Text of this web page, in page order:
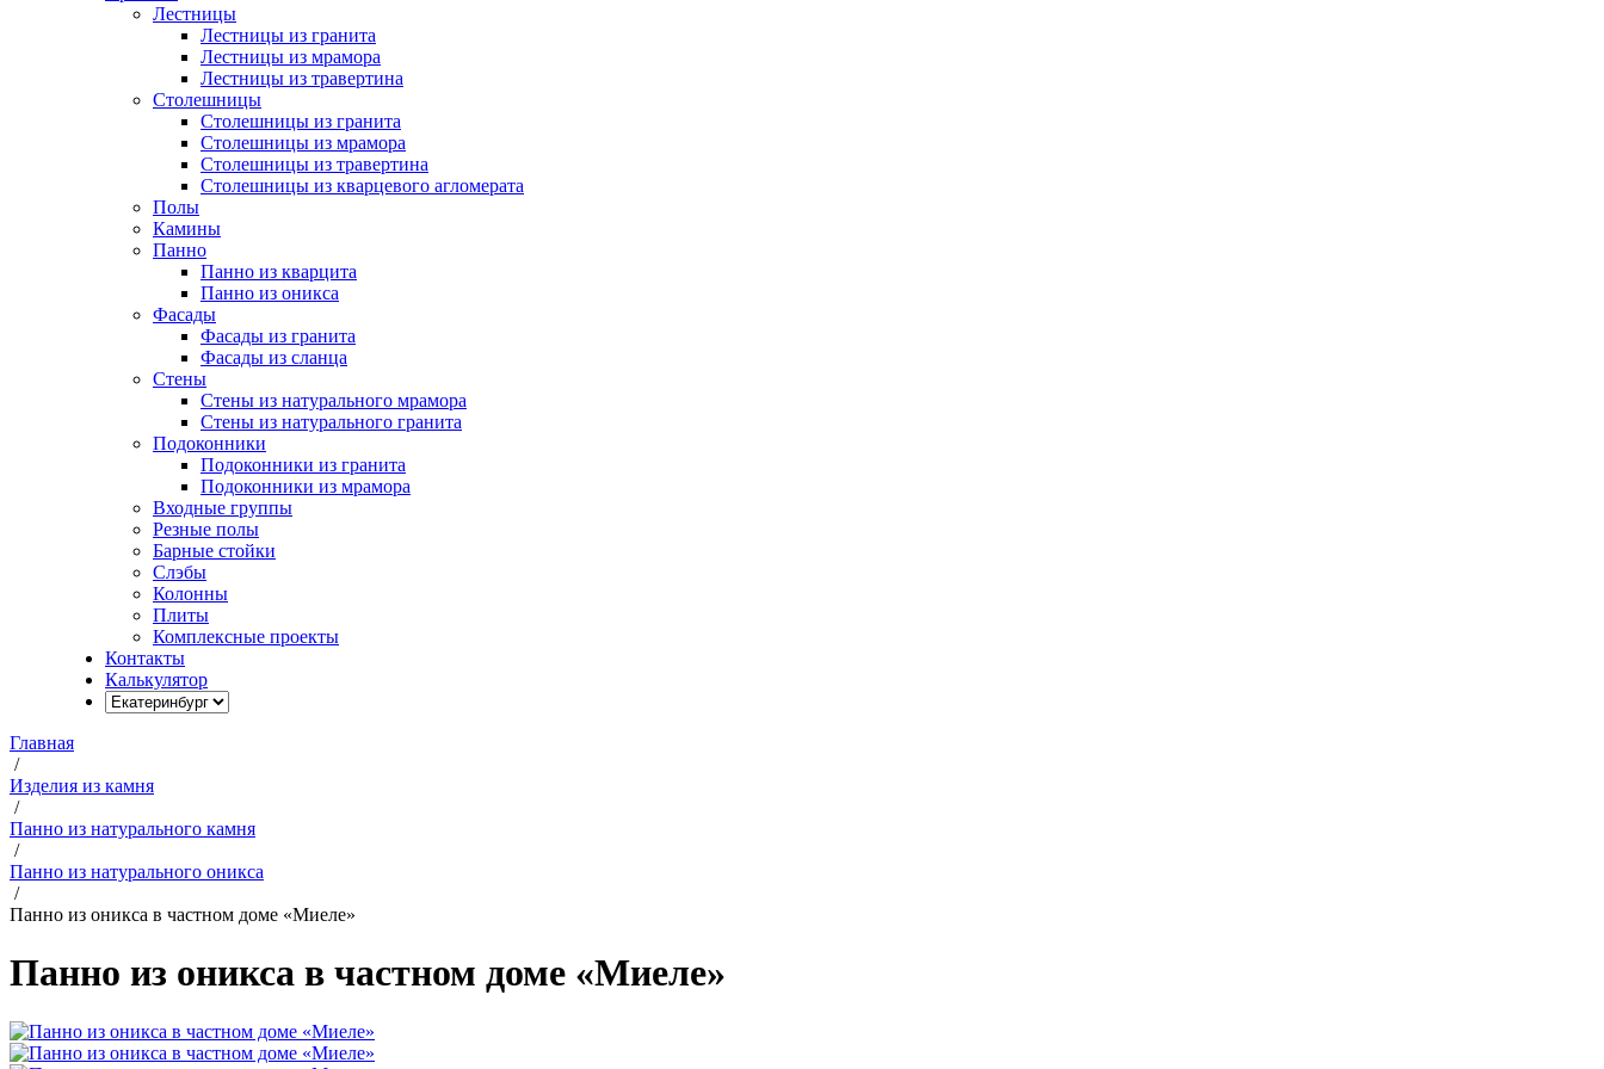
Лестницы
Лестницы из гранита
Лестницы из мрамора
Лестницы из травертина
Столешницы
Столешницы из гранита
Столешницы из мрамора
Столешницы из травертина
Столешницы из кварцевого агломерата
Полы
Камины
Панно
Панно из кварцита
Панно из оникса
Фасады
Фасады из гранита
Фасады из сланца
Стены
Стены из натурального мрамора
Стены из натурального гранита
Подоконники
Подоконники из гранита
Подоконники из мрамора
Входные группы
Резные полы
Барные стойки
Слэбы
Колонны
Плиты
Комплексные проекты
Контакты
Калькулятор
Главная
/
Изделия из камня
/
Панно из натурального камня
/
Панно из натурального оникса
/
Панно из оникса в частном доме «Миеле»
Панно из оникса в частном доме «Миеле»